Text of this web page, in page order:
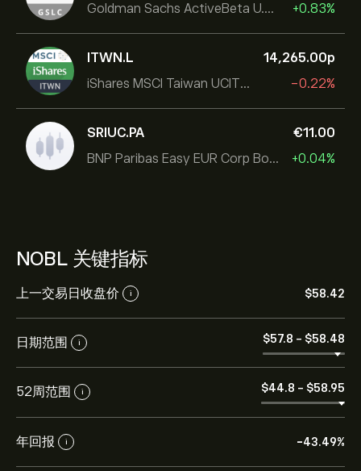
Goldman Sachs ActiveBeta U.S. Large Cap Equity ETF
+0.83%
ITWN.L
iShares MSCI Taiwan UCITS ETF
14,265.00‎p‎
-0.22%
SRIUC.PA
BNP Paribas Easy EUR Corp Bond SRI Fossil Free Ult
‎€‎11.00
+0.04%
NOBL 关键指标
上一交易日收盘价 i ‎$‎58.42
日期范围 i ‎$‎57.8 - ‎$‎58.48
52周范围 i ‎$‎44.8 - ‎$‎58.95
年回报 i -43.49%